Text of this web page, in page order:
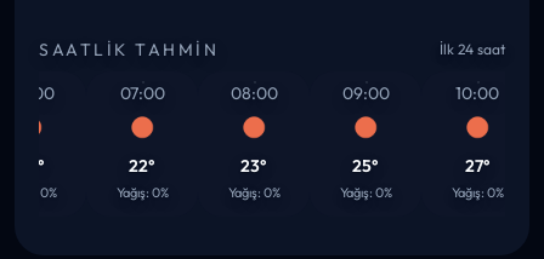
SAATLIK TAHMIN İlk 24 saat
07:00
22°
Yağış: 0%
08:00
23°
Yağış: 0%
09:00
25°
Yağış: 0%
10:00
27°
Yağış: 0%